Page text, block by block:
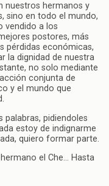
nuestros hermanos y
sino en todo el mundo,
vendido a los
postores, más
pérdidas económicas,
la dignidad de nuestra
no solo mediante
conjunta de
y el mundo que
palabras, pidiendoles
estoy de indignarme
quiero formar parte.
el Che… Hasta